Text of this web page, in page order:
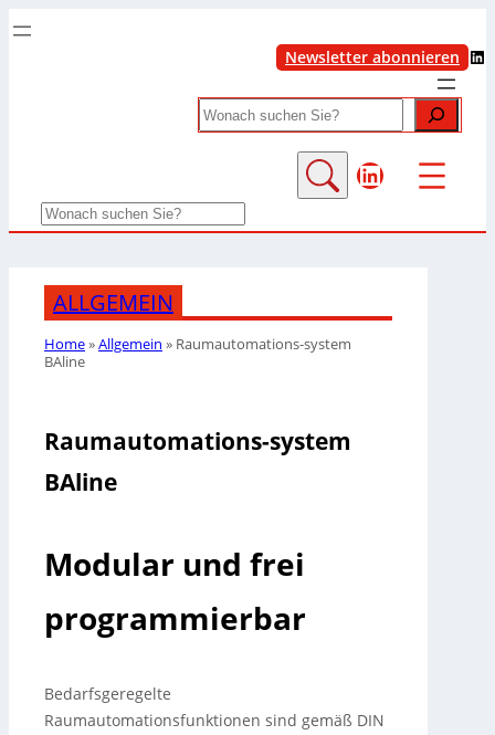
Newsletter abonnieren LinkedIn
Search
LinkedIn
Search
ALLGEMEIN
Home»Allgemein » Raumautomations-system
BAline
Raumautomations-system
BAline
Modular und frei
programmierbar
Bedarfsgeregelte
Raumautomationsfunktionen sind gemäß DIN